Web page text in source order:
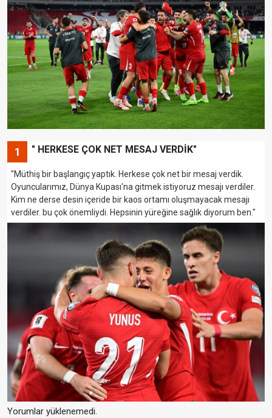
1 " HERKESE ÇOK NET MESAJ VERDİK"
"Müthiş bir başlangıç yaptık. Herkese çok net bir mesaj verdik.
Oyuncularımız, Dünya Kupası'na gitmek istiyoruz mesajı verdiler.
Kim ne derse desin içeride bir kaos ortamı oluşmayacak mesajı
verdiler. bu çok önemliydi. Hepsinin yüreğine sağlık diyorum ben."
Yorumlar yüklenemedi.